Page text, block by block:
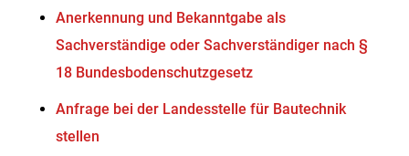
Anerkennung und Bekanntgabe als
Sachverständige oder Sachverständiger nach §
18 Bundesbodenschutzgesetz
Anfrage bei der Landesstelle für Bautechnik
stellen